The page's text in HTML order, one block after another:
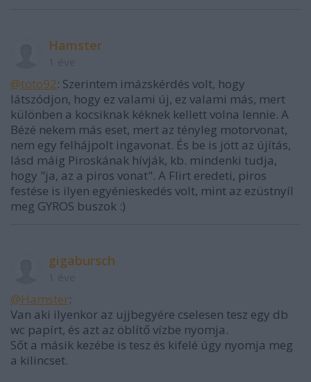
Hamster
@toto92: Szerintem imázskérdés volt, hogy
látszódjon, hogy ez valami új, ez valami más, mert
különben a kocsiknak kéknek kellett volna lennie. A
Bézé nekem más eset, mert az tényleg motorvonat,
nem egy felhájpolt ingavonat. És be is jött az újítás,
lásd máig Piroskának hívják, kb. mindenki tudja,
hogy "ja, az a piros vonat". A Flirt eredeti, piros
festése is ilyen egyénieskedés volt, mint az ezüstnyíl
meg GYROS buszok :)
gigabursch
@Hamster:
Van aki ilyenkor az ujjbegyére cselesen tesz egy db
wc papírt, és azt az öblítő vízbe nyomja.
Sőt a másik kezébe is tesz és kifelé úgy nyomja meg
a kilincset.